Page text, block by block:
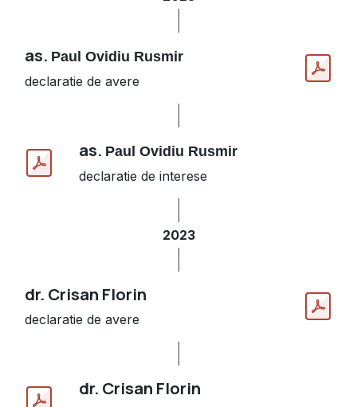
as. Paul Ovidiu Rusmir
declaratie de avere
as. Paul Ovidiu Rusmir
declaratie de interese
2023
dr. Crisan Florin
declaratie de avere
dr. Crisan Florin